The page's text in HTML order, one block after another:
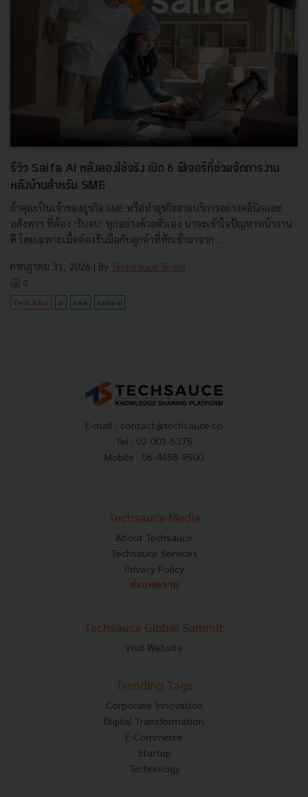
รีวิว Saifa AI หลังลองใช้จริง เปิด 6 ฟีเจอร์ที่ช่วยจัดการงาน
หลังบ้านสำหรับ SME
ถ้าคุณเป็นเจ้าของธุรกิจ SME หรือทำธุรกิจสายบริการอย่างคลินิกและ
อสังหาฯ ที่ต้อง ‘รับจบ’ ทุกอย่างด้วยตัวเอง น่าจะเข้าใจปัญหาหน้างาน
ดี โดยเฉพาะเมื่อต้องรับมือกับลูกค้าที่ทักเข้ามาจาก ...
กรกฎาคม 31, 2026 | By Techsauce Team
0
Tech & Biz ai sme saifa-ai
E-mail : contact@techsauce.co
Tel : 02-001-5375
Mobile : 06-4658-9500
Techsauce Media
About Techsauce
Techsauce Services
Privacy Policy
ส่งบทความ
Techsauce Global Summit
Visit Website
Trending Tags
Corporate Innovation
Digital Transformation
E-Commerce
Startup
Technology